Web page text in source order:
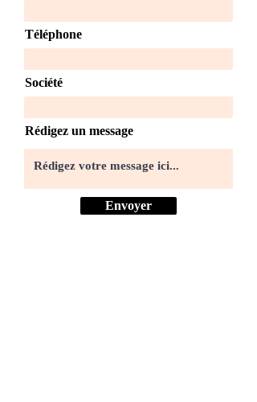
Téléphone
Société
Rédigez un message
Envoyer